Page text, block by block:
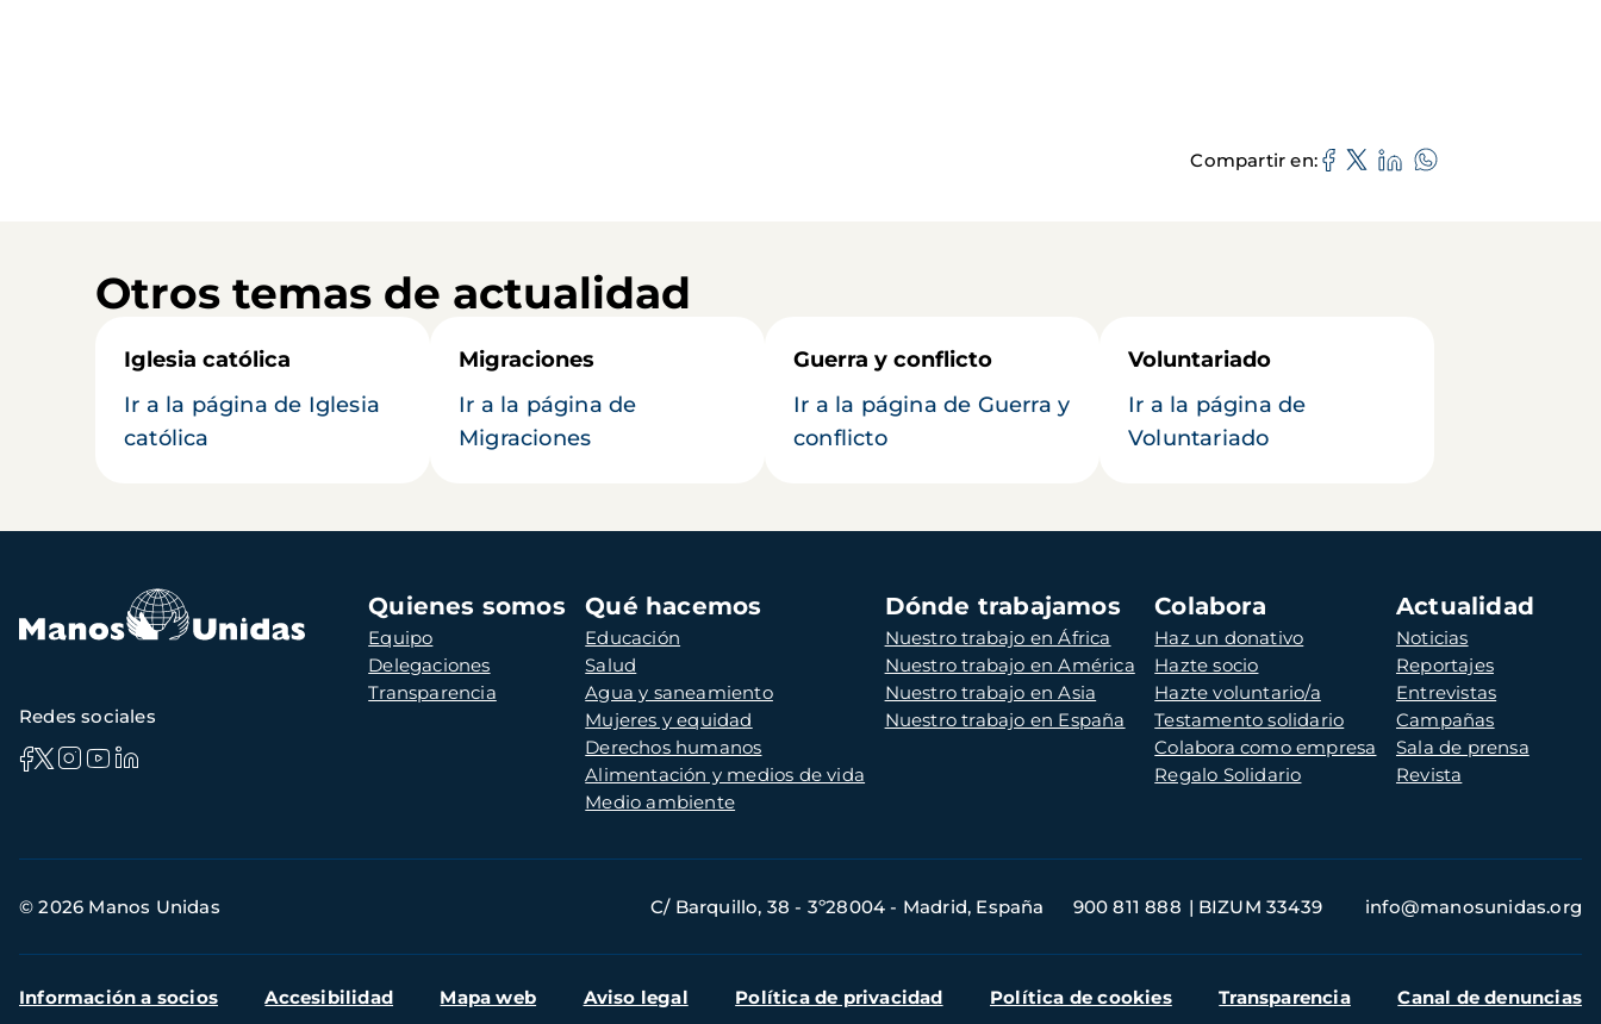
Compartir en
Otros temas de actualidad
Iglesia católica
Ir a la página de Iglesia
católica
Migraciones
Ir a la página de
Migraciones
Guerra y conflicto
Ir a la página de Guerra y
conflicto
Voluntariado
Ir a la página de
Voluntariado
Navegación
principal
Quienes somos
Equipo
Delegaciones
Transparencia
Qué hacemos
Educación
Salud
Agua y saneamiento
Mujeres y equidad
Derechos humanos
Alimentación y medios de vida
Medio ambiente
Dónde trabajamos
Nuestro trabajo en África
Nuestro trabajo en América
Nuestro trabajo en Asia
Nuestro trabajo en España
Colabora
Haz un donativo
Hazte socio
Hazte voluntario/a
Testamento solidario
Colabora como empresa
Regalo Solidario
Actualidad
Noticias
Reportajes
Entrevistas
Campañas
Sala de prensa
Revista
Redes sociales
de
© 2026 Manos Unidas C/ Barquillo, 38 - 3º28004 - Madrid, España 900 811 888 BIZUM 33439 info@manosunidas.org
Menú
Información a socios Accesibilidad Mapa web Aviso legal Política de privacidad Política de cookies Transparencia Canal de denuncias